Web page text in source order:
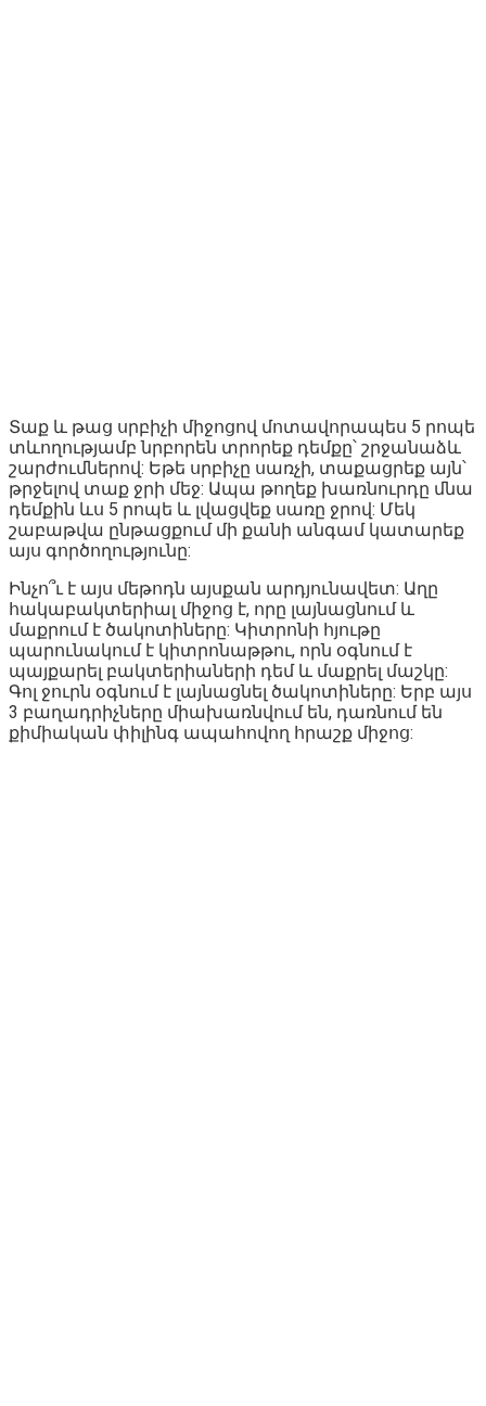
Տաք և թաց սրբիչի միջոցով մոտավորապես 5 րոպե
տևողությամբ նրբորեն տրորեք դեմքը՝ շրջանաձև
շարժումներով: Եթե սրբիչը սառչի, տաքացրեք այն՝
թրջելով տաք ջրի մեջ: Ապա թողեք խառնուրդը մնա
դեմքին ևս 5 րոպե և լվացվեք սառը ջրով: Մեկ
շաբաթվա ընթացքում մի քանի անգամ կատարեք
այս գործողությունը:
Ինչո՞ւ է այս մեթոդն այսքան արդյունավետ: Աղը
հակաբակտերիալ միջոց է, որը լայնացնում և
մաքրում է ծակոտիները: Կիտրոնի հյութը
պարունակում է կիտրոնաթթու, որն օգնում է
պայքարել բակտերիաների դեմ և մաքրել մաշկը:
Գոլ ջուրն օգնում է լայնացնել ծակոտիները: Երբ այս
3 բաղադրիչները միախառնվում են, դառնում են
քիմիական փիլինգ ապահովող հրաշք միջոց: